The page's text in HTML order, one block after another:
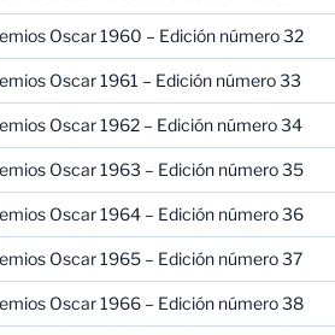
Oscar 1960 – Edición número 32
Oscar 1961 – Edición número 33
Oscar 1962 – Edición número 34
Oscar 1963 – Edición número 35
Oscar 1964 – Edición número 36
Oscar 1965 – Edición número 37
Oscar 1966 – Edición número 38